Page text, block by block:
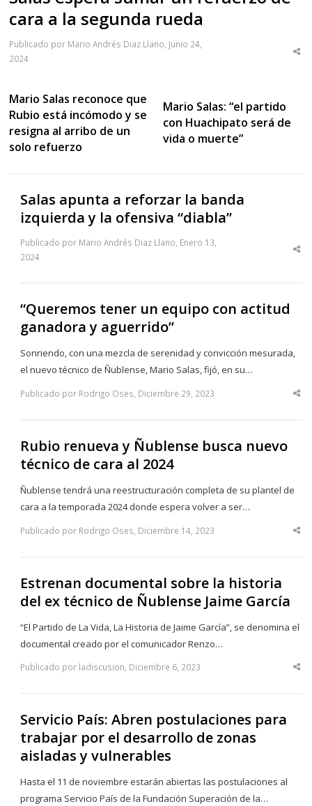
cara a la segunda rueda
Publicado por Mario Andrés Diaz Llano, Junio 24,
2024
Mario Salas reconoce que
Rubio está incómodo y se
resigna al arribo de un
solo refuerzo
Mario Salas: “el partido
con Huachipato será de
vida o muerte”
Salas apunta a reforzar la banda
izquierda y la ofensiva “diabla”
Publicado por Mario Andrés Diaz Llano, Enero 13,
2024
“Queremos tener un equipo con actitud
ganadora y aguerrido”
Sonriendo, con una mezcla de serenidad y convicción mesurada,
el nuevo técnico de Ñublense, Mario Salas, fijó, en su…
Publicado por Rodrigo Oses, Diciembre 29, 2023
Rubio renueva y Ñublense busca nuevo
técnico de cara al 2024
Ñublense tendrá una reestructuración completa de su plantel de
cara a la temporada 2024 donde espera volver a ser…
Publicado por Rodrigo Oses, Diciembre 14, 2023
Estrenan documental sobre la historia
del ex técnico de Ñublense Jaime García
“El Partido de La Vida, La Historia de Jaime García”, se denomina el
documental creado por el comunicador Renzo…
Publicado por ladiscusion, Diciembre 6, 2023
Servicio País: Abren postulaciones para
trabajar por el desarrollo de zonas
aisladas y vulnerables
Hasta el 11 de noviembre estarán abiertas las postulaciones al
programa Servicio País de la Fundación Superación de la…